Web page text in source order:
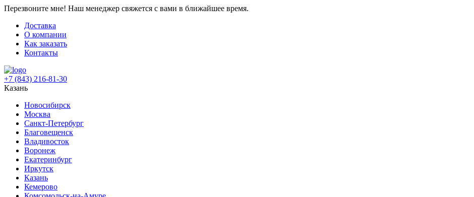
Перезвоните мне! Наш менеджер свяжется с вами в ближайшее время.
Доставка
О компании
Как заказать
Контакты
+7 (843) 216-81-30
Казань
Новосибирск
Москва
Санкт-Петербург
Благовещенск
Владивосток
Воронеж
Екатеринбург
Иркутск
Казань
Кемерово